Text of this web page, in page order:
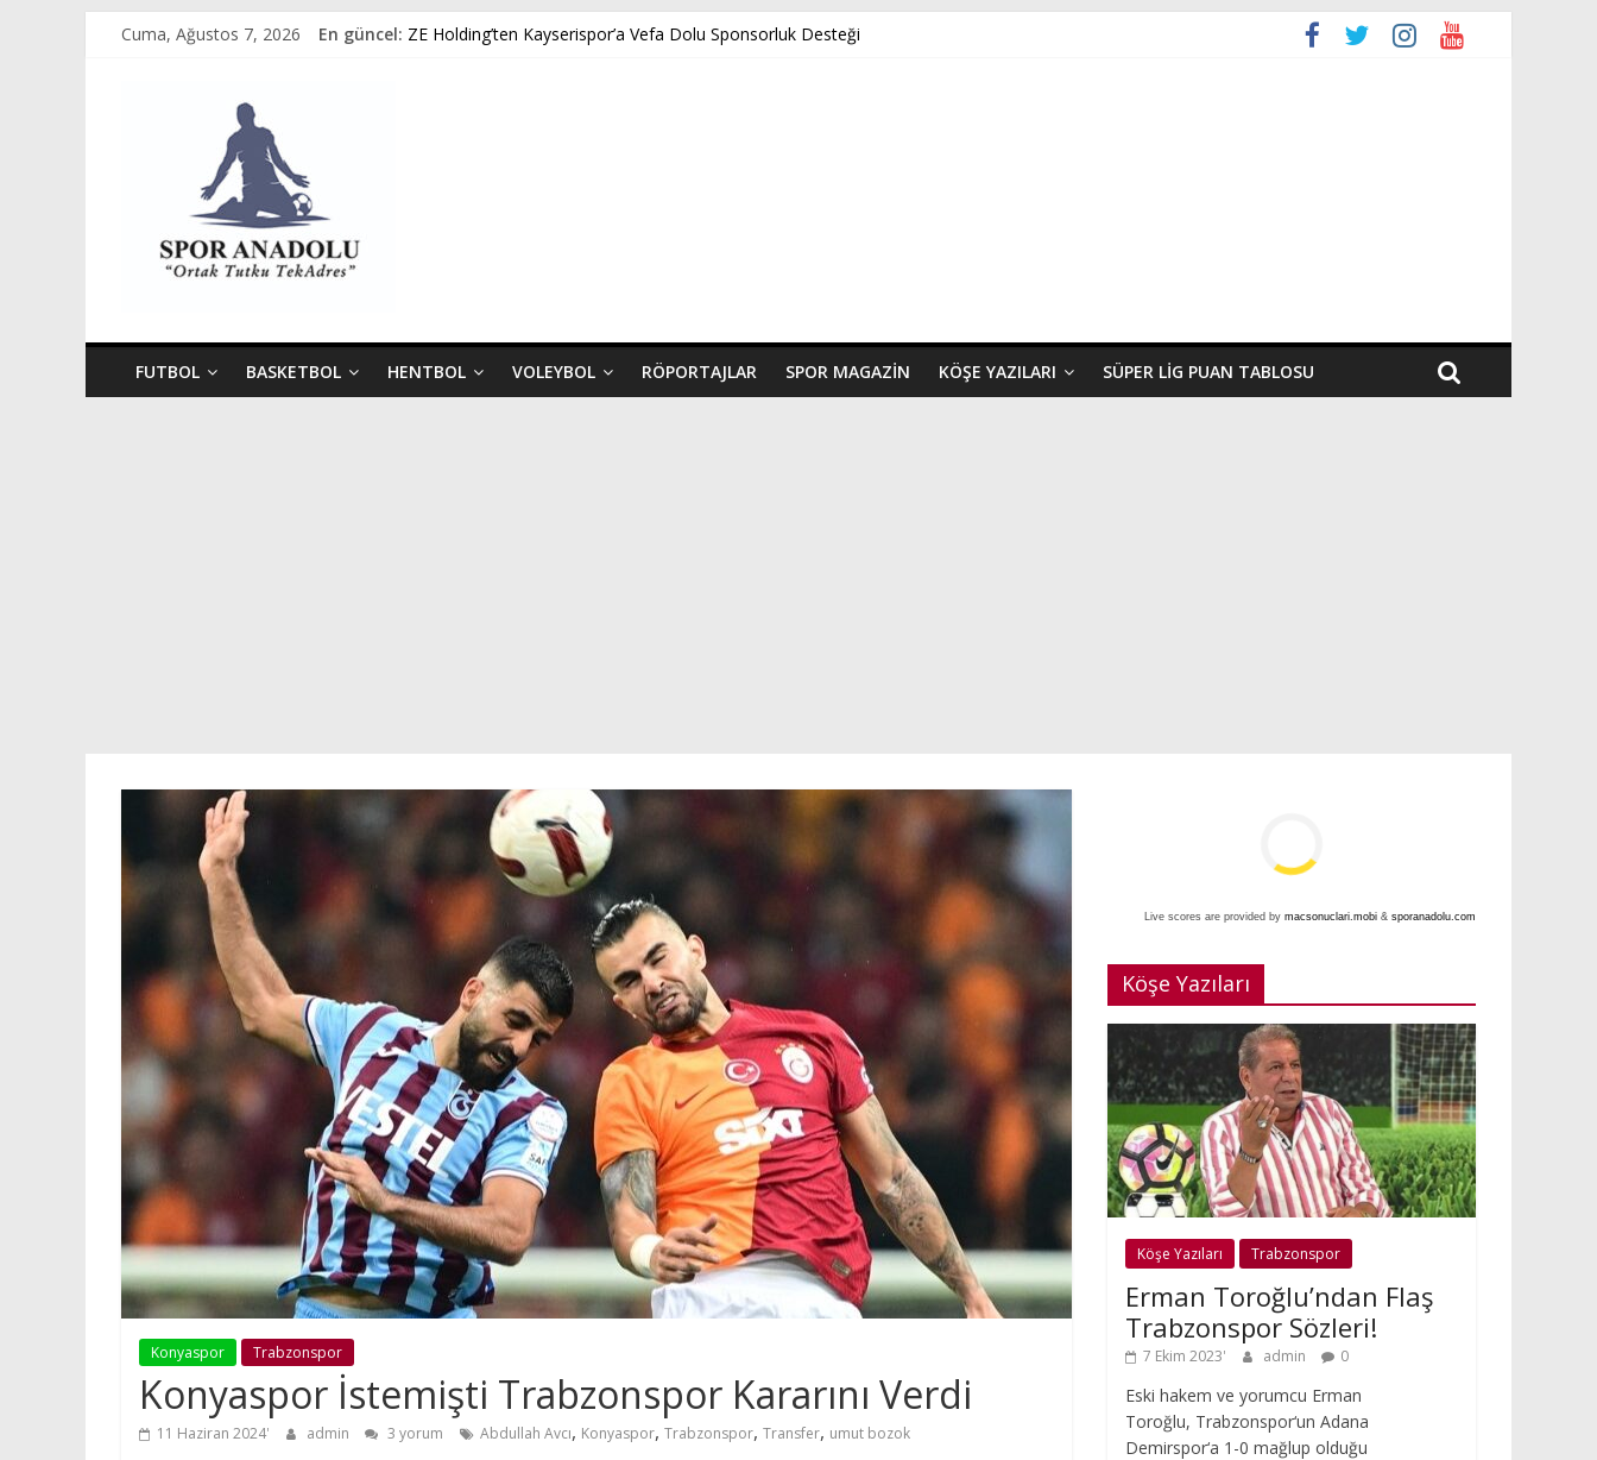
Cuma, Ağustos 7, 2026 En güncel: ZE Holding’ten Kayserispor’a Vefa Dolu Sponsorluk Desteği
Spor
Anadolu
Tutku,
FUTBOL BASKETBOL HENTBOL VOLEYBOL RÖPORTAJLAR SPOR MAGAZIN KÖŞE YAZILARI SÜPER LIG PUAN TABLOSU
Konyaspor Trabzonspor
Konyaspor İstemişti Trabzonspor Kararını Verdi
11 Haziran 2024 admin 3 yorum Abdullah Avcı, Konyaspor, Trabzonspor, Transfer, umut bozok
Live scores are provided by macsonuclari.mobi & sporanadolu.com
Köşe Yazıları
Köşe Yazıları Trabzonspor
Erman Toroğlu’ndan Flaş
Trabzonspor Sözleri!
7 Ekim 2023 admin 0
Eski hakem ve yorumcu Erman
Toroğlu, Trabzonspor‘un Adana
Demirspor‘a 1-0 mağlup olduğu